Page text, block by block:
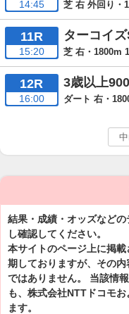
14:45 芝 右 外回り・
11R
15:20
ターコイ
芝 右・1800m
12R
16:00
3歳以上
ダート 右・
結果・成績・オッズなど
し確認してください。
本サイトのページ上に掲
期しておりますが、その
ではありません。 当該情
も、株式会社NTTドコモ
ます。